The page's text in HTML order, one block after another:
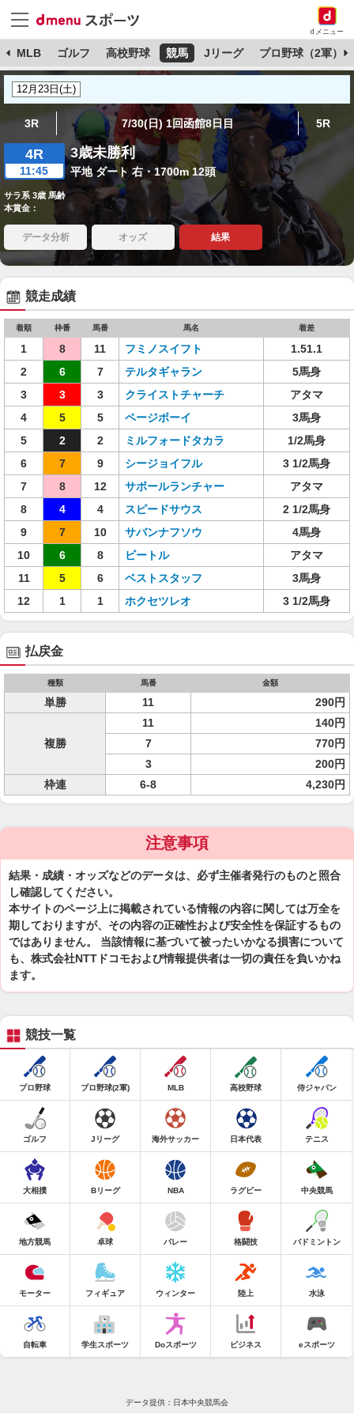
dメニュー
MLB ゴルフ 高校野球 競馬 Jリーグ プロ野球（2軍）
3R 7/30(日) 1回函館8日目 5R
4R
11:45
3歳未勝利
平地 ダート 右・1700m 12頭
サラ系 3歳 馬齢
本賞金：
データ分析 オッズ 結果
競走成績
着順 枠番 馬番 馬名 着差
1 8 11 フミノスイフト
1.51.1
2
6 7 テルタギャラン
5馬身
3
3 3 クライストチャーチ
アタマ
4
5 5 ページボーイ
3馬身
5
2 2 ミルフォードタカラ
1/2馬身
6
7 9 シージョイフル
3 1/2馬身
7
8 12 サボールランチャー
アタマ
8
4 4 スピードサウス
2 1/2馬身
9
7 10 サバンナフソウ
4馬身
10
6 8 ビートル
アタマ
11
5 6 ベストスタッフ
3馬身
12
1 1 ホクセツレオ 3 1/2馬身
払戻金
種類 馬番 金額
単勝 11 290円
複勝
11
140円
7
770円
3
200円
枠連
6-8 4,230円
注意事項
結果・成績・オッズなどのデータは、必ず主催者発行のものと照合
し確認してください。
本サイトのページ上に掲載されている情報の内容に関しては万全を
期しておりますが、その内容の正確性および安全性を保証するもの
ではありません。 当該情報に基づいて被ったいかなる損害について
も、株式会社NTTドコモおよび情報提供者は一切の責任を負いかね
ます。
競技一覧
プロ野球 プロ野球(2軍) MLB 高校野球 侍ジャパン
ゴルフ Jリーグ 海外サッカー 日本代表 テニス
大相撲 Bリーグ NBA ラグビー 中央競馬
地方競馬 卓球 バレー 格闘技 バドミントン
モーター フィギュア ウィンター 陸上 水泳
自転車 学生スポーツ Doスポーツ ビジネス eスポーツ
データ提供：日本中央競馬会